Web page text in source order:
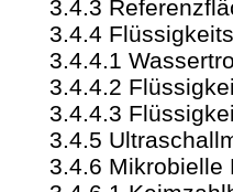
3.4.3
3.4.4
3.4.4.1
3.4.4.2
3.4.4.3
3.4.5
3.4.6 Mikrobielle